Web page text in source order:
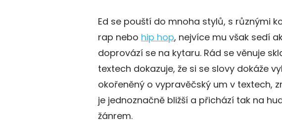
Ed se pouští do mnoha stylů, s různými
rap nebo hip hop, nejvíce mu však sedí
doprovází se na kytaru. Rád se věnuje
textech dokazuje, že si se slovy dokáže
okořeněný o vypravěčský um v textech,
je jednoznačně bližší a přichází tak na
žánrem.